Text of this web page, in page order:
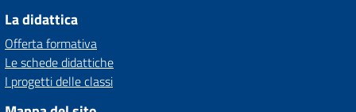
La didattica
Offerta formativa
Le schede didattiche
I progetti delle classi